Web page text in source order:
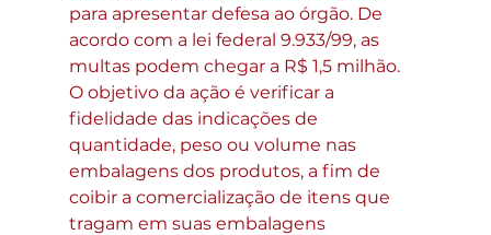
para apresentar defesa ao órgão. De
acordo com a lei federal 9.933/99, as
multas podem chegar a R$ 1,5 milhão.
O objetivo da ação é verificar a
fidelidade das indicações de
quantidade, peso ou volume nas
embalagens dos produtos, a fim de
coibir a comercialização de itens que
tragam em suas embalagens